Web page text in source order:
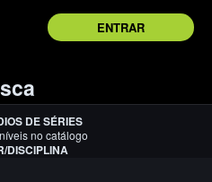
ENTRAR
DE SÉRIES
no catálogo
DISCIPLINA